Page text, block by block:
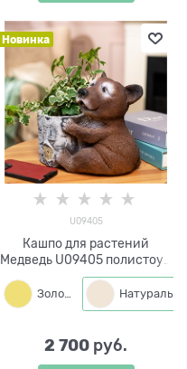
Новинка
U09405
Кашпо для растений
Медведь U09405 полистоун
высота 22 см
Золото
2 700 руб.